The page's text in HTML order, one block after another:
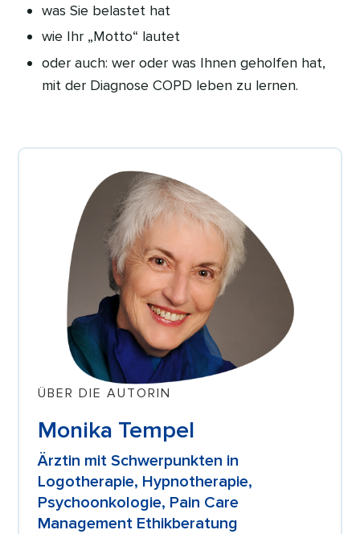
was Sie belastet hat
wie Ihr „Motto“ lautet
oder auch: wer oder was Ihnen geholfen hat,
mit der Diagnose COPD leben zu lernen.
ÜBER DIE AUTORIN
Monika Tempel
Ärztin mit Schwerpunkten in
Logotherapie, Hypnotherapie,
Psychoonkologie, Pain Care
Management Ethikberatung